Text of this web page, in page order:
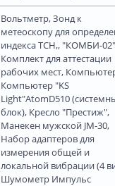
Вольтметр, Зонд к
метеоскопу для
индекса ТСН,, "КОМБИ-02"
Комплект для аттестации
рабочих мест,
Компьютер "KS
Light"AtomD510
блок), Кресло "Престиж",
Манекен мужской JM-30,
Набор адаптеров для
измерения общей и
локальной вибрации (4
Шумометр Импульс